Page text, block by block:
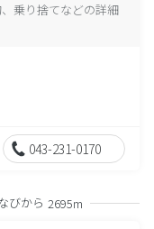
乗り捨てなどの詳細
043-231-0170
びから 2695m